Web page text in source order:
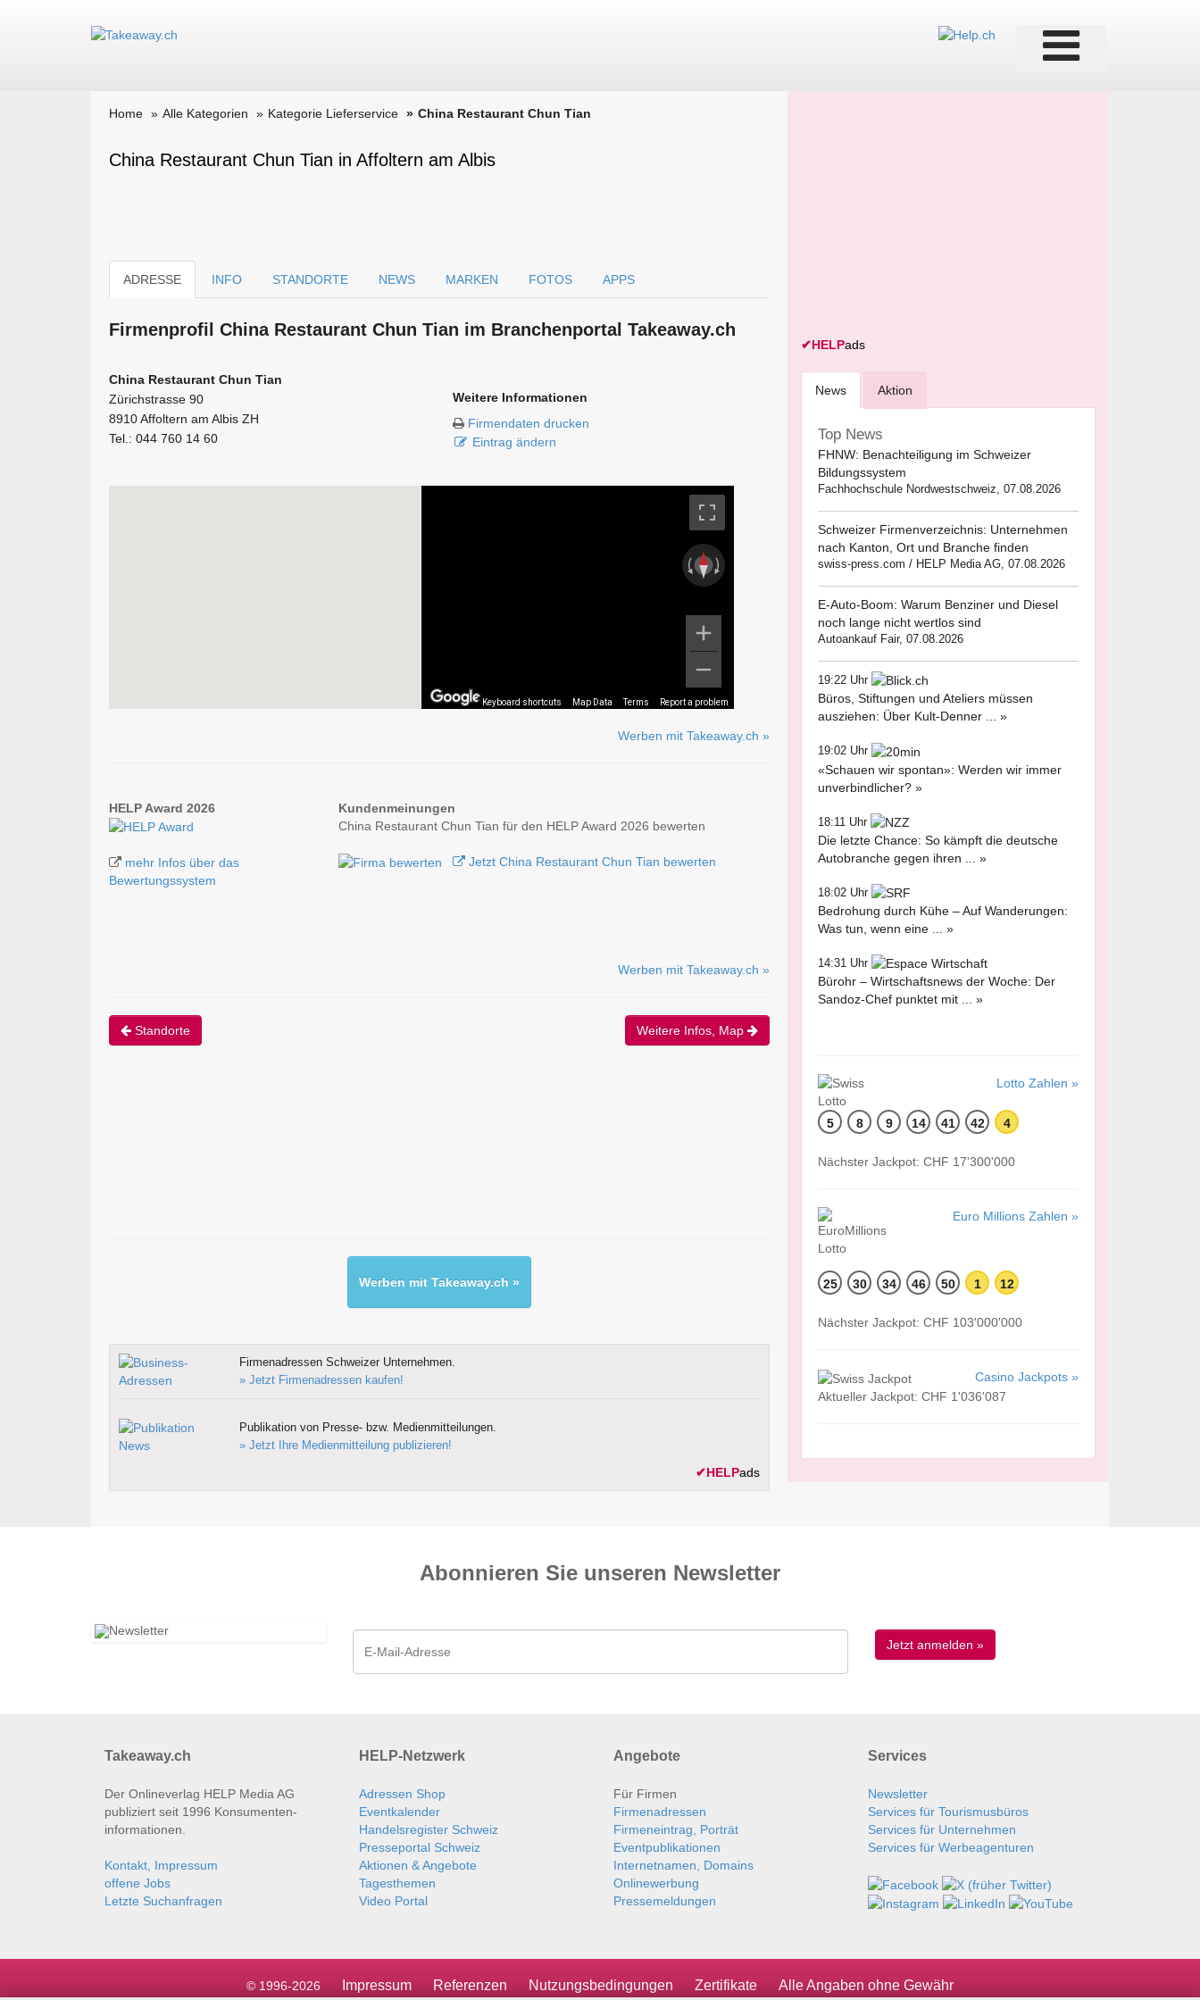
Home Alle Kategorien Kategorie Lieferservice China Restaurant Chun Tian
China Restaurant Chun Tian in Affoltern am Albis
ADRESSE INFO STANDORTE NEWS MARKEN FOTOS APPS
Firmen­profil China Restaurant Chun Tian im Branchen­portal Takeaway.ch
China Restaurant Chun Tian
Zürichstrasse 90
8910 Affoltern am Albis ZH
Tel.: 044 760 14 60
Weitere Informationen
Firmendaten drucken
Eintrag ändern
Keyboard shortcuts Map Data Terms Report a problem
Werben mit Takeaway.ch »
HELP Award 2026
mehr Infos über das
Bewertungssystem
Kundenmeinungen
China Restaurant Chun Tian für den HELP Award 2026 bewerten
Jetzt China Restaurant Chun Tian bewerten
Werben mit Takeaway.ch »
Standorte Weitere Infos, Map
Werben mit Takeaway.ch »
Firmenadressen Schweizer Unternehmen.
» Jetzt Firmenadressen kaufen!
Publikation von Presse- bzw. Medienmitteilungen.
» Jetzt Ihre Medienmitteilung publizieren!
✔HELPads
✔HELPads
News Aktion
Top News
FHNW: Benachteiligung im Schweizer
Bildungssystem
Fachhochschule Nordwestschweiz, 07.08.2026
Schweizer Firmenverzeichnis: Unternehmen
nach Kanton, Ort und Branche finden
swiss-press.com / HELP Media AG, 07.08.2026
E-Auto-Boom: Warum Benziner und Diesel
noch lange nicht wertlos sind
Autoankauf Fair, 07.08.2026
19:22 Uhr
Büros, Stiftungen und Ateliers müssen
ausziehen: Über Kult-Denner ... »
19:02 Uhr
«Schauen wir spontan»: Werden wir immer
unverbindlicher? »
18:11 Uhr
Die letzte Chance: So kämpft die deutsche
Autobranche gegen ihren ... »
18:02 Uhr
Bedrohung durch Kühe – Auf Wanderungen:
Was tun, wenn eine ... »
14:31 Uhr
Bürohr – Wirtschaftsnews der Woche: Der
Sandoz-Chef punktet mit ... »
Lotto Zahlen »
5 8 9 14 41 42 4
Nächster Jackpot: CHF 17'300'000
Euro Millions Zahlen »
25 30 34 46 50 1 12
Nächster Jackpot: CHF 103'000'000
Casino Jackpots »
Aktueller Jackpot: CHF 1'036'087
Abonnieren Sie unseren News­letter
Takeaway.ch
Der Onlineverlag HELP Media AG
publiziert seit 1996 Konsumenten­
informationen.
Kontakt, Impressum
offene Jobs
Letzte Suchanfragen
HELP-Netzwerk
Adressen Shop
Eventkalender
Handelsregister Schweiz
Presseportal Schweiz
Aktionen & Angebote
Tagesthemen
Video Portal
Angebote
Für Firmen
Firmenadressen
Firmeneintrag, Porträt
Eventpublikationen
Internetnamen, Domains
Onlinewerbung
Pressemeldungen
Services
Newsletter
Services für Tourismusbüros
Services für Unternehmen
Services für Werbeagenturen
© 1996-2026 Impressum Referenzen Nutzungsbedingungen Zertifikate Alle Angaben ohne Gewähr